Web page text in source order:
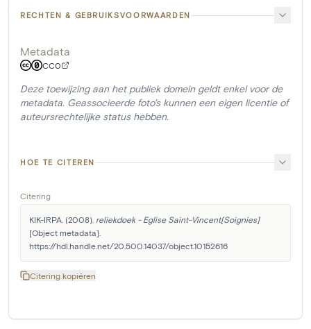
RECHTEN & GEBRUIKSVOORWAARDEN
Metadata
CC0
Deze toewijzing aan het publiek domein geldt enkel voor de
metadata. Geassocieerde foto's kunnen een eigen licentie of
auteursrechtelijke status hebben.
HOE TE CITEREN
Citering
KIK-IRPA. (2008). reliekdoek - Eglise Saint-Vincent[Soignies]
[Object metadata].
https://hdl.handle.net/20.500.14037/object.10152616
Citering kopiëren